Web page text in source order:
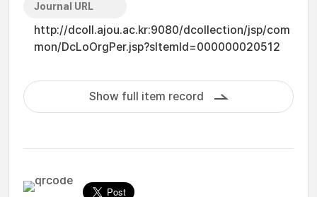
Journal URL
http://dcoll.ajou.ac.kr:9080/dcollection/jsp/com
mon/DcLoOrgPer.jsp?sItemId=000000020512
Show full item record